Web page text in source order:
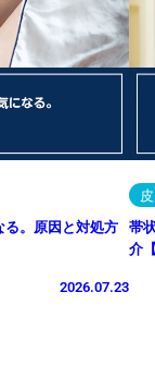
。原因と対処方
2026.07.23
帯
介